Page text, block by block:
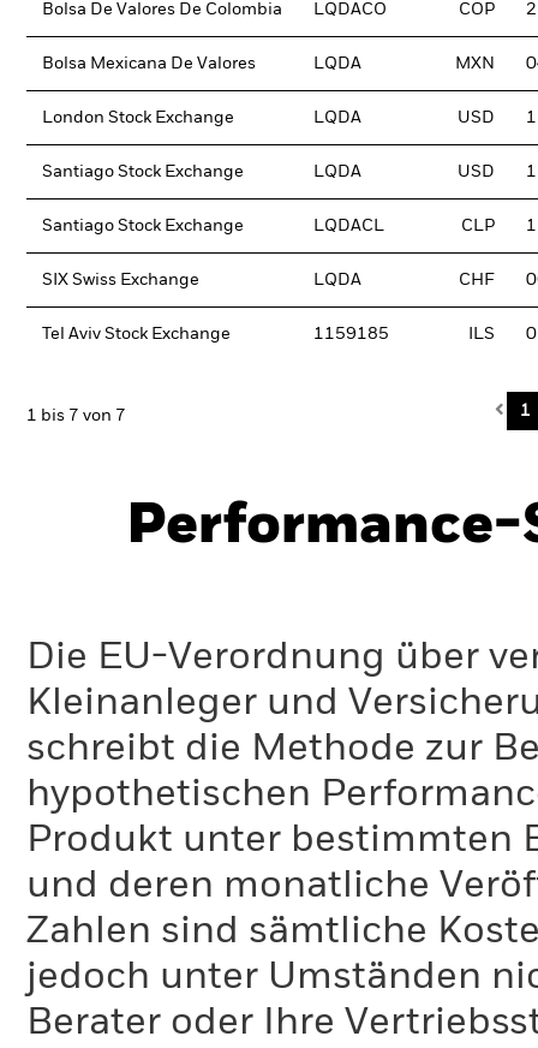
Bolsa De Valores De Colombia LQDACO COP
Bolsa Mexicana De Valores LQDA MXN
London Stock Exchange LQDA USD
Santiago Stock Exchange LQDA USD
Santiago Stock Exchange LQDACL CLP
SIX Swiss Exchange LQDA CHF
Tel Aviv Stock Exchange 1159185 ILS
1 bis 7 von 7 1
Performance-
Die EU-Verordnung über
Kleinanleger und
schreibt die Methode zur
hypothetischen
Produkt unter bestimmten
und deren monatliche
Zahlen sind sämtliche
jedoch unter Umständen
Berater oder Ihre